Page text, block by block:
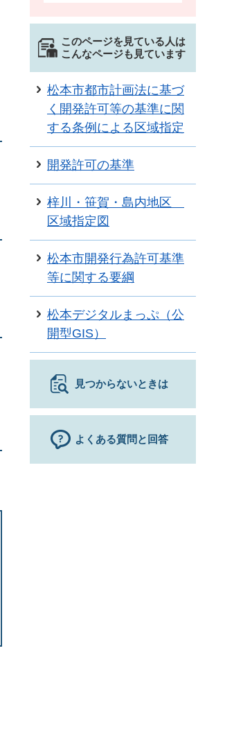
このページを見ている人は
こんなページも見ています
松本市都市計画法に基づ
く開発許可等の基準に関
する条例による区域指定
開発許可の基準
梓川・笹賀・島内地区
区域指定図
松本市開発行為許可基準
等に関する要綱
松本デジタルまっぷ（公
開型GIS）
見つからないときは
よくある質問と回答